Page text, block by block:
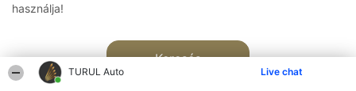
TURUL Auto Live chat
használja!
Keresés